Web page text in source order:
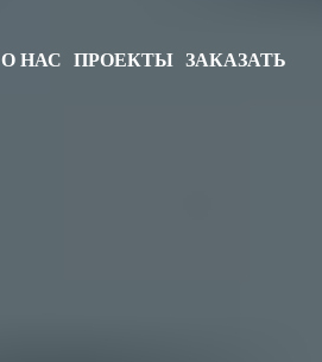
О НАС ПРОЕКТЫ ЗАКАЗАТЬ